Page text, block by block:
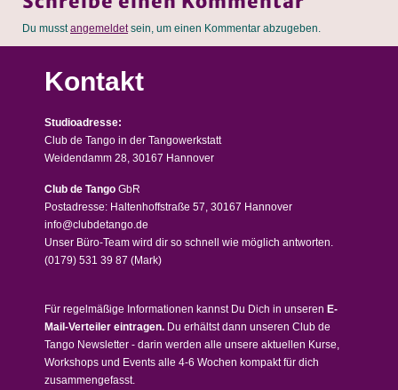
Du musstangemeldetsein, um einen Kommentar abzugeben.
Kontakt
Studioadresse:
Club de Tango in der Tangowerkstatt
Weidendamm 28, 30167 Hannover
Club de Tango GbR
Postadresse: Haltenhoffstraße 57, 30167 Hannover
info@clubdetango.de
Unser Büro-Team wird dir so schnell wie möglich antworten.
(0179) 531 39 87 (Mark)
Für regelmäßige Informationen kannst Du Dich in unseren E-
Mail-Verteiler eintragen. Du erhältst dann unseren Club de
Tango Newsletter - darin werden alle unsere aktuellen Kurse,
Workshops und Events alle 4-6 Wochen kompakt für dich
zusammengefasst.